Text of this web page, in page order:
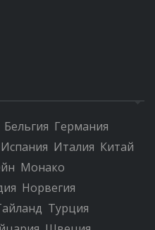
Бельгия Германия
Испания Италия Китай
Монако
Норвегия
Турция